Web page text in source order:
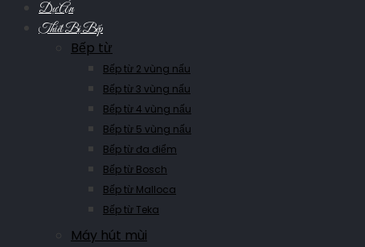
Dự Án
Thiết Bị Bếp
Bếp từ
Bếp từ 2 vùng nấu
Bếp từ 3 vùng nấu
Bếp từ 4 vùng nấu
Bếp từ 5 vùng nấu
Bếp từ đa điểm
Bếp từ Bosch
Bếp từ Malloca
Bếp từ Teka
Máy hút mùi